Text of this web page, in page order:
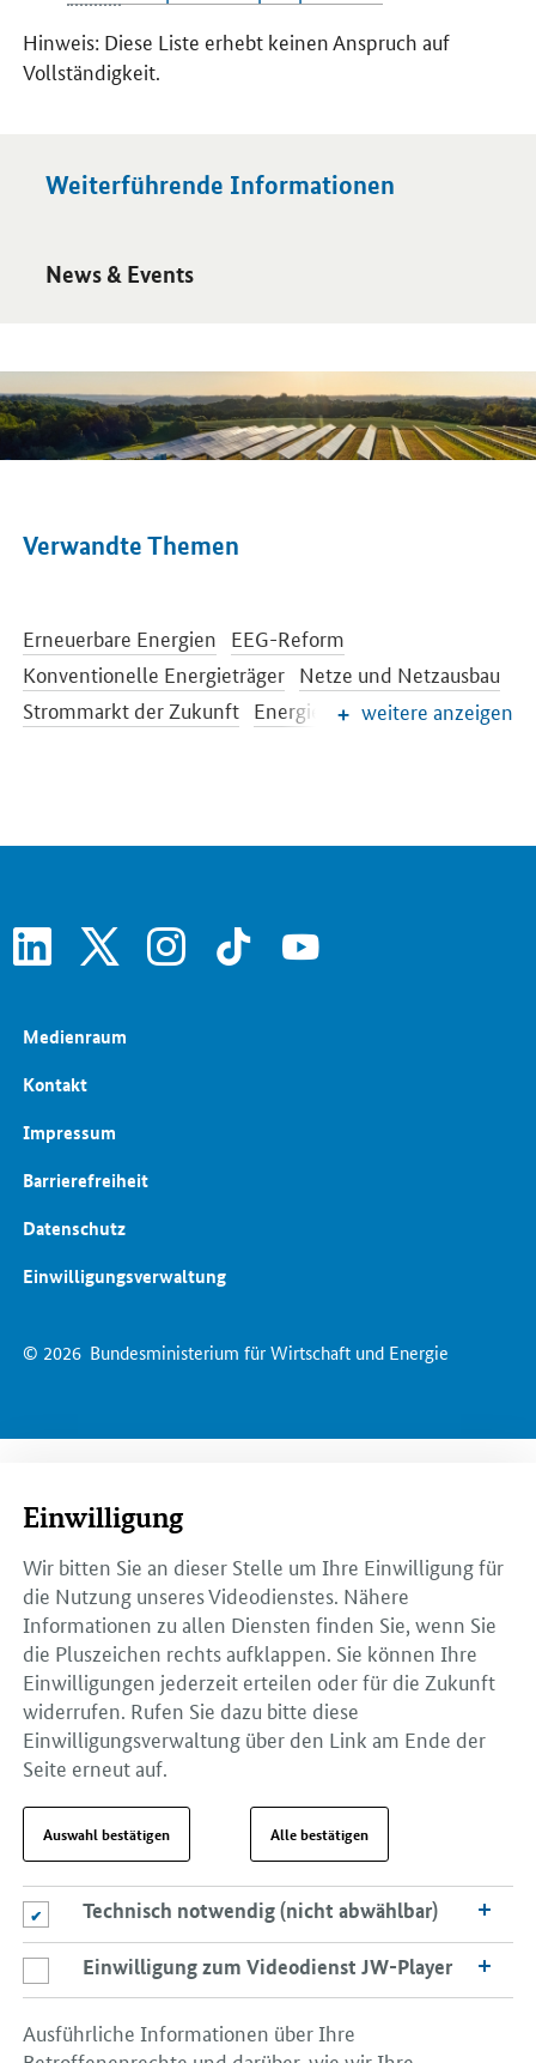
Hinweis: Diese Liste erhebt keinen Anspruch auf
Vollständigkeit.
Weiterführende Informationen
News & Events
Öffnet Einzelsicht
Verwandte Themen
Erneuerbare Energien EEG-Reform
Konventionelle Energieträger Netze und Netzausbau
Strommarkt der Zukunft Energiespeicher
Energiepreise und Transparenz für Verbraucher
weitere anzeigen
linkedin instagram tiktok youtube
© 2026 Bundesministerium für Wirtschaft und Energie
Medienraum
Kontakt
Impressum
Barrierefreiheit
Datenschutz
Einwilligungsverwaltung
Einwilligung
Wir bitten Sie an dieser Stelle um Ihre Einwilligung für
die Nutzung unseres Videodienstes. Nähere
Informationen zu allen Diensten finden Sie, wenn Sie
die Pluszeichen rechts aufklappen. Sie können Ihre
Einwilligungen jederzeit erteilen oder für die Zukunft
widerrufen. Rufen Sie dazu bitte diese
Einwilligungsverwaltung über den Link am Ende der
Seite erneut auf.
Auswahl bestätigen Alle bestätigen
Technisch notwendig (nicht abwählbar)
Technisch notwendig (nicht abwählbar)
Einwilligung zum Videodienst JW-Player
Einwilligung zum Videodienst JW-Player
Ausführliche Informationen über Ihre